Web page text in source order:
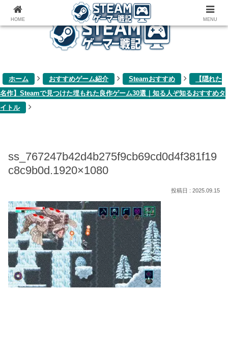
ゲーム関連雑記ブログ
ホーム おすすめゲーム紹介 Steamおすすめ
【隠れた
名作】Steamで見つけた埋もれた良作ゲーム30選｜知る人ぞ知るおすすめタ
イトル
ss_767247b42d4b275f9cb69cd0d4f381f19
c8c9b0d.1920×1080
2025.09.15
HOME MENU